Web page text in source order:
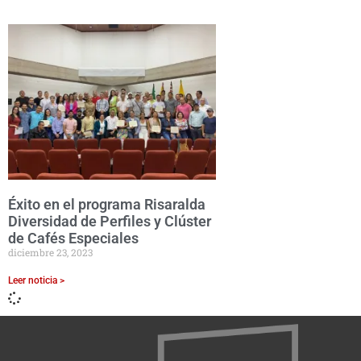
Éxito en el programa Risaralda
Diversidad de Perfiles y Clúster
de Cafés Especiales
diciembre 23, 2023
Leer noticia >